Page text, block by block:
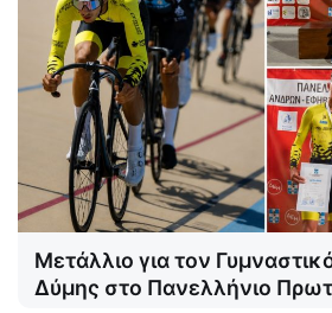
Μετάλλιο για τον
Δύμης στο Πανελλήνιο